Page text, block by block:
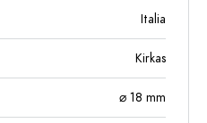
Italia
Kirkas
⌀ 18 mm